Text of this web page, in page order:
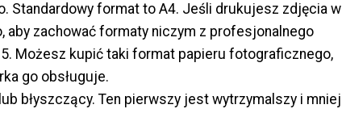
Standardowy format to A4. Jeśli drukujesz zdjęcia w
aby zachować formaty niczym z profesjonalnego
Możesz kupić taki format papieru fotograficznego,
go obsługuje.
błyszczący. Ten pierwszy jest wytrzymalszy i mniej